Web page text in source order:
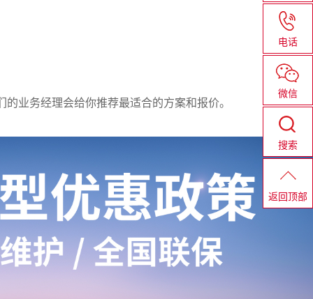
业务经理会给你推荐最适合的方案和报价。
电话
微信
搜索
返回顶部